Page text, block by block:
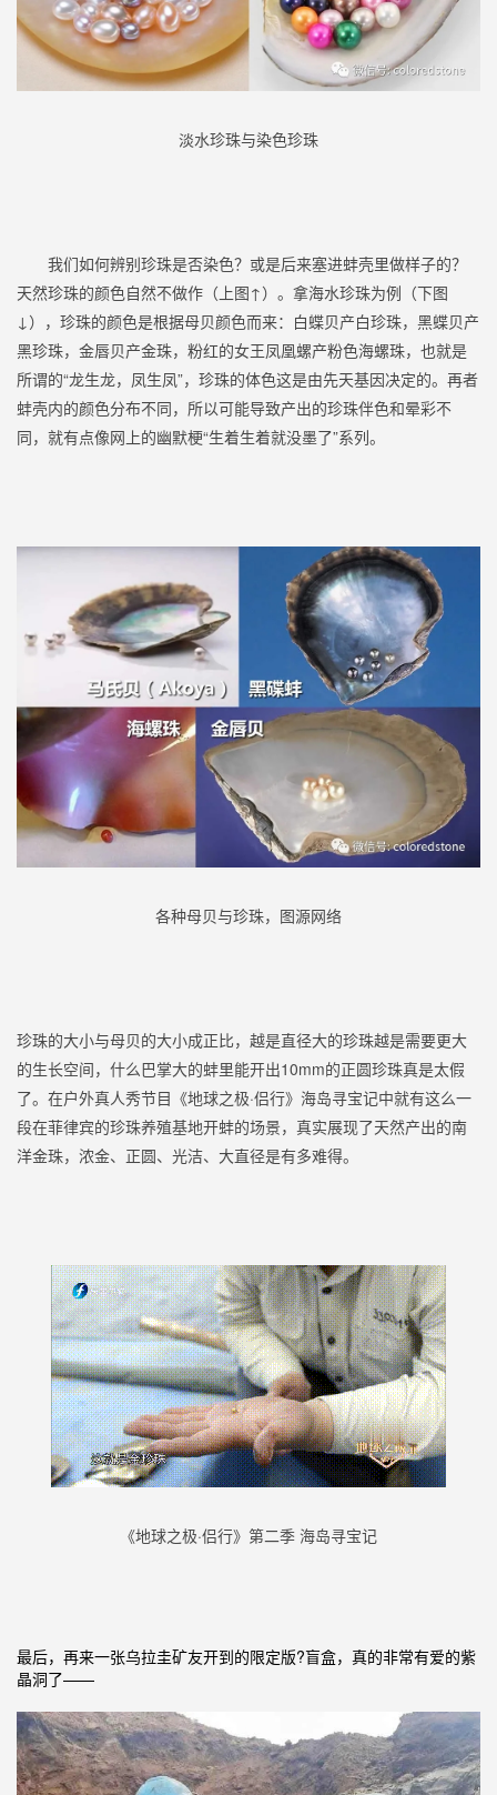
淡水珍珠与染色珍珠
我们如何辨别珍珠是否染色？或是后来塞进蚌壳里做样子的？
天然珍珠的颜色自然不做作（上图↑）。拿海水珍珠为例（下图
↓），珍珠的颜色是根据母贝颜色而来：白蝶贝产白珍珠，黑蝶贝产
黑珍珠，金唇贝产金珠，粉红的女王凤凰螺产粉色海螺珠，也就是
所谓的“龙生龙，凤生凤”，珍珠的体色这是由先天基因决定的。再者
蚌壳内的颜色分布不同，所以可能导致产出的珍珠伴色和晕彩不
同，就有点像网上的幽默梗“生着生着就没墨了”系列。
各种母贝与珍珠，图源网络
珍珠的大小与母贝的大小成正比，越是直径大的珍珠越是需要更大
的生长空间，什么巴掌大的蚌里能开出10mm的正圆珍珠真是太假
了。在户外真人秀节目《地球之极·侣行》海岛寻宝记中就有这么一
段在菲律宾的珍珠养殖基地开蚌的场景，真实展现了天然产出的南
洋金珠，浓金、正圆、光洁、大直径是有多难得。
《地球之极·侣行》第二季 海岛寻宝记
最后，再来一张乌拉圭矿友开到的限定版?盲盒，真的非常有爱的紫
晶洞了——